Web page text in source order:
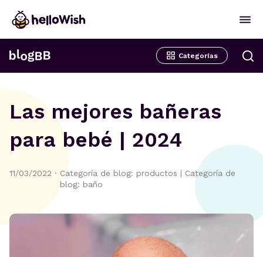
Categorías
Las mejores bañeras
para bebé | 2024
11/03/2022 · Categoría de blog: productos | Categoría de
blog: baño